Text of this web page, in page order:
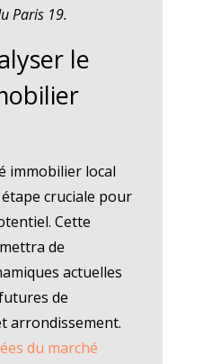
Paris 19.
le
immobilier local
cruciale pour
Cette
de
actuelles
de
arrondissement.
du marché